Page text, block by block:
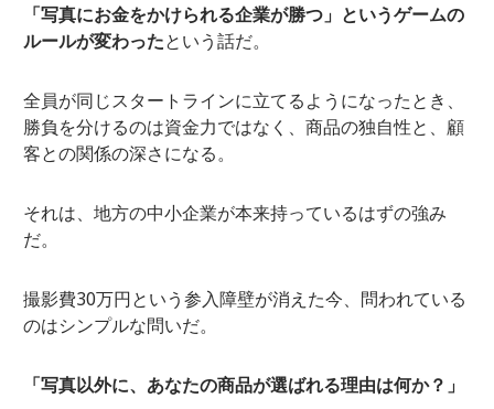
「写真にお金をかけられる企業が勝つ」というゲームの
ルールが変わったという話だ。
全員が同じスタートラインに立てるようになったとき、
勝負を分けるのは資金力ではなく、商品の独自性と、顧
客との関係の深さになる。
それは、地方の中小企業が本来持っているはずの強み
だ。
撮影費30万円という参入障壁が消えた今、問われている
のはシンプルな問いだ。
「写真以外に、あなたの商品が選ばれる理由は何か？」